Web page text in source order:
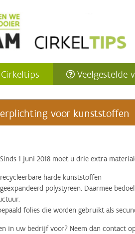
Cirkeltips Veelgestelde
voor kunststoffen
Sinds 1 juni 2018 moet u drie extra
recycleerbare harde kunststoffen
geëxpandeerd polystyreen. Daarmee
folies die worden gebruikt als
in uw bedrijf voor? Neem dan contact